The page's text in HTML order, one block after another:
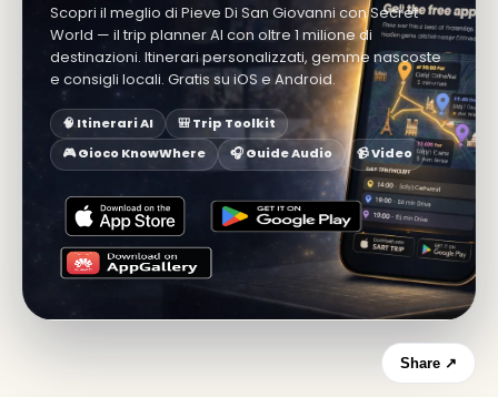
Scopri il meglio di Pieve Di San Giovanni con Secret
World — il trip planner AI con oltre 1 milione di
destinazioni. Itinerari personalizzati, gemme nascoste
e consigli locali. Gratis su iOS e Android.
🧠 Itinerari AI
🎒 Trip Toolkit
🎮 Gioco KnowWhere
🎧 Guide Audio 📹 Video
Share ↗